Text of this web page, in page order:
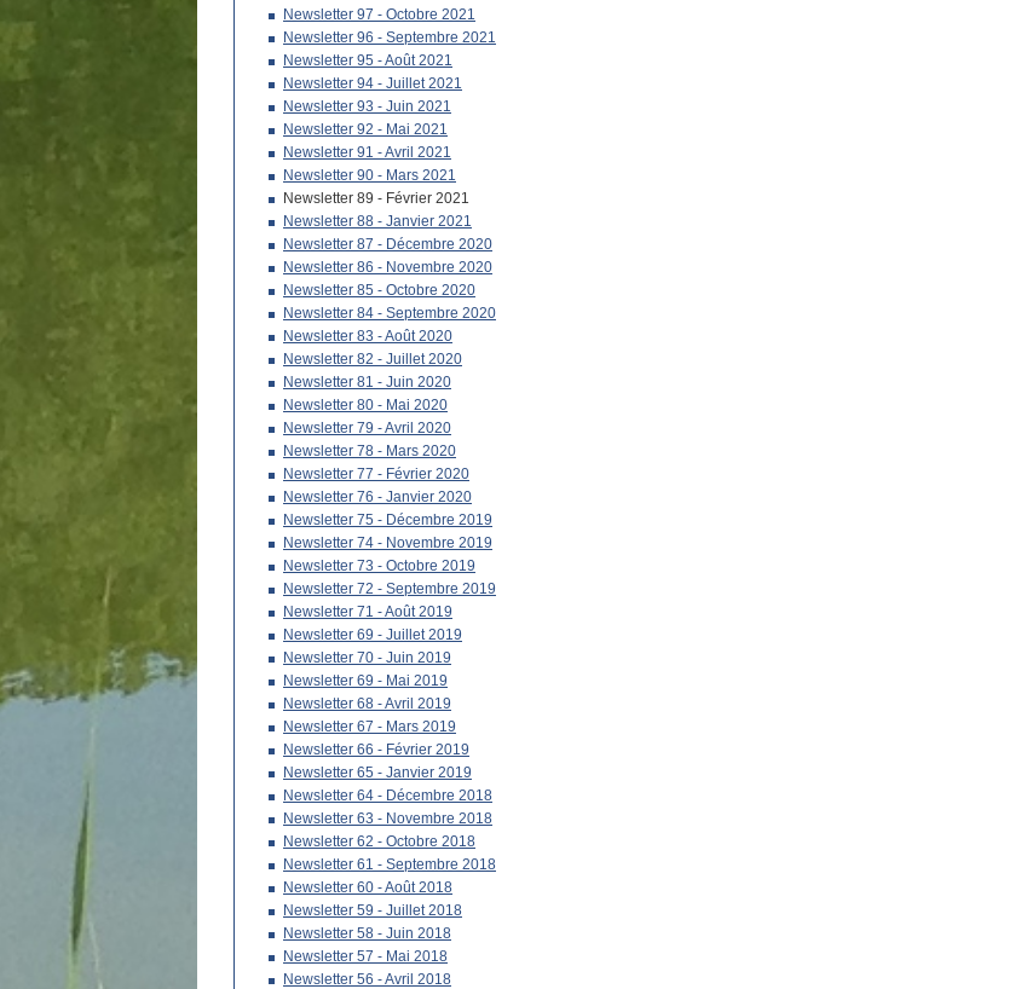
Newsletter 97 - Octobre 2021
Newsletter 96 - Septembre 2021
Newsletter 95 - Août 2021
Newsletter 94 - Juillet 2021
Newsletter 93 - Juin 2021
Newsletter 92 - Mai 2021
Newsletter 91 - Avril 2021
Newsletter 90 - Mars 2021
Newsletter 89 - Février 2021
Newsletter 88 - Janvier 2021
Newsletter 87 - Décembre 2020
Newsletter 86 - Novembre 2020
Newsletter 85 - Octobre 2020
Newsletter 84 - Septembre 2020
Newsletter 83 - Août 2020
Newsletter 82 - Juillet 2020
Newsletter 81 - Juin 2020
Newsletter 80 - Mai 2020
Newsletter 79 - Avril 2020
Newsletter 78 - Mars 2020
Newsletter 77 - Février 2020
Newsletter 76 - Janvier 2020
Newsletter 75 - Décembre 2019
Newsletter 74 - Novembre 2019
Newsletter 73 - Octobre 2019
Newsletter 72 - Septembre 2019
Newsletter 71 - Août 2019
Newsletter 69 - Juillet 2019
Newsletter 70 - Juin 2019
Newsletter 69 - Mai 2019
Newsletter 68 - Avril 2019
Newsletter 67 - Mars 2019
Newsletter 66 - Février 2019
Newsletter 65 - Janvier 2019
Newsletter 64 - Décembre 2018
Newsletter 63 - Novembre 2018
Newsletter 62 - Octobre 2018
Newsletter 61 - Septembre 2018
Newsletter 60 - Août 2018
Newsletter 59 - Juillet 2018
Newsletter 58 - Juin 2018
Newsletter 57 - Mai 2018
Newsletter 56 - Avril 2018